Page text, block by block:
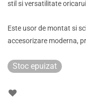
stil si versatilitate
Este usor de montat si
accesorizare moderna,
Stoc epuizat